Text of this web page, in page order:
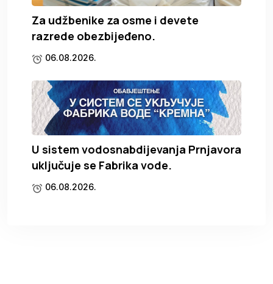
Za udžbenike za osme i devete
razrede obezbijeđeno.
06.08.2026.
U sistem vodosnabdijevanja Prnjavora
uključuje se Fabrika vode.
06.08.2026.